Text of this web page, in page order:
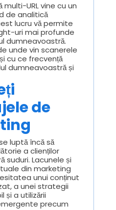
multi-URL vine cu un
de analitică
lucru vă permite
uri mai profunde
dumneavoastră.
unde vin scanerele
cu ce frecvență
dumneavoastră și
de
luptă încă să
a clienților
suduri. Lacunele și
din marketing
unui conținut
a unei strategii
și a utilizării
precum